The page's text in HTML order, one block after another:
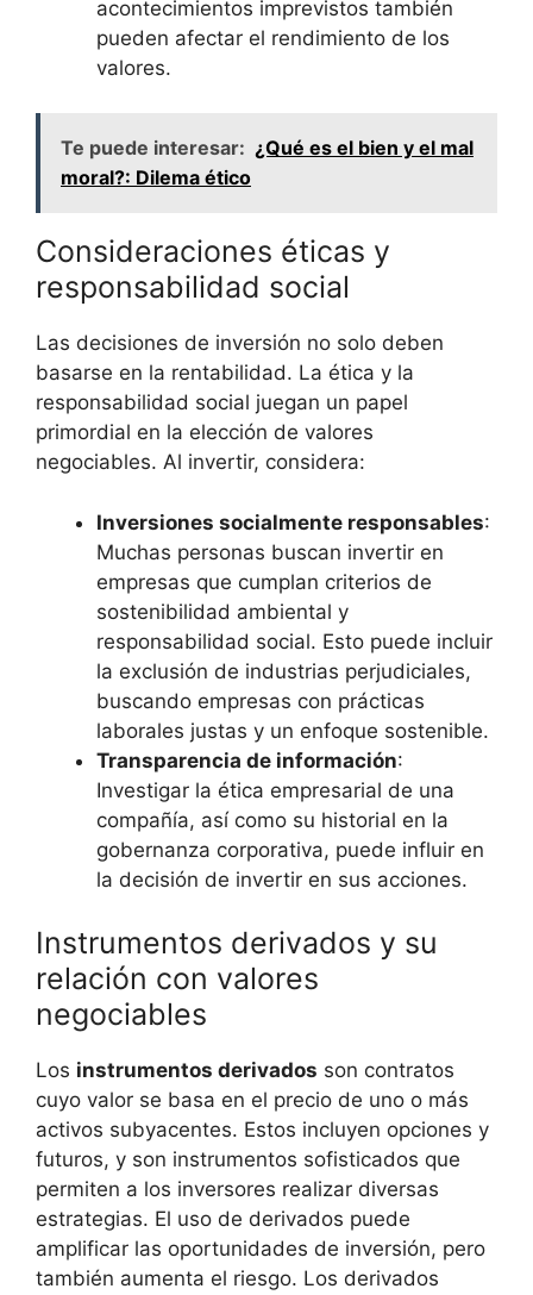
acontecimientos imprevistos también
pueden afectar el rendimiento de los
valores.
Te puede interesar: ¿Qué es el bien y el mal
moral?: Dilema ético
Consideraciones éticas y
responsabilidad social
Las decisiones de inversión no solo deben
basarse en la rentabilidad. La ética y la
responsabilidad social juegan un papel
primordial en la elección de valores
negociables. Al invertir, considera:
Inversiones socialmente responsables:
Muchas personas buscan invertir en
empresas que cumplan criterios de
sostenibilidad ambiental y
responsabilidad social. Esto puede incluir
la exclusión de industrias perjudiciales,
buscando empresas con prácticas
laborales justas y un enfoque sostenible.
Transparencia de información:
Investigar la ética empresarial de una
compañía, así como su historial en la
gobernanza corporativa, puede influir en
la decisión de invertir en sus acciones.
Instrumentos derivados y su
relación con valores
negociables
Los instrumentos derivados son contratos
cuyo valor se basa en el precio de uno o más
activos subyacentes. Estos incluyen opciones y
futuros, y son instrumentos sofisticados que
permiten a los inversores realizar diversas
estrategias. El uso de derivados puede
amplificar las oportunidades de inversión, pero
también aumenta el riesgo. Los derivados